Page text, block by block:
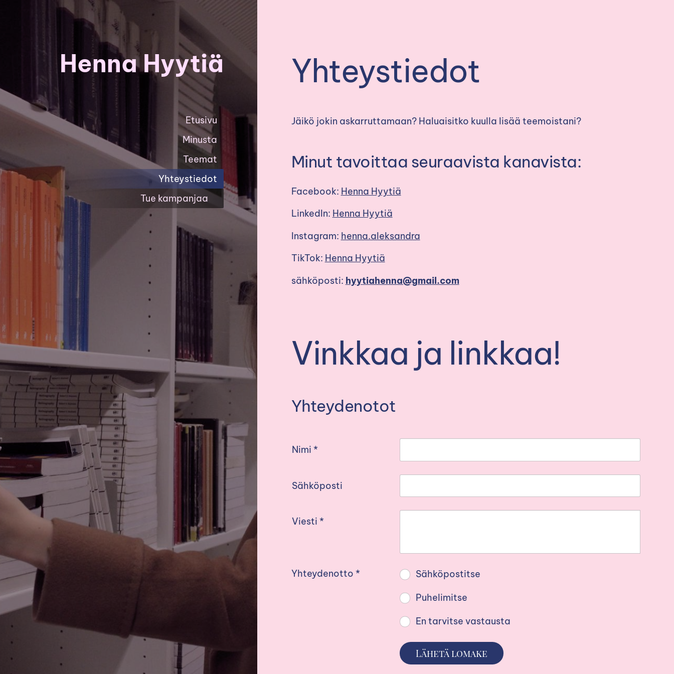
Henna Hyytiä
Etusivu
Minusta
Teemat
Yhteystiedot
Tue kampanjaa
Yhteystiedot
Jäikö jokin askarruttamaan? Haluaisitko kuulla lisää teemoistani?
Minut tavoittaa seuraavista kanavista:
Facebook: Henna Hyytiä
LinkedIn: Henna Hyytiä
Instagram: henna.aleksandra
TikTok: Henna Hyytiä
sähköposti: hyytiahenna@gmail.com
Vinkkaa ja linkkaa!
Yhteydenotot
Nimi *
Sähköposti
Viesti *
Yhteydenotto * Sähköpostitse
Puhelimitse
En tarvitse vastausta
Lähetä lomake